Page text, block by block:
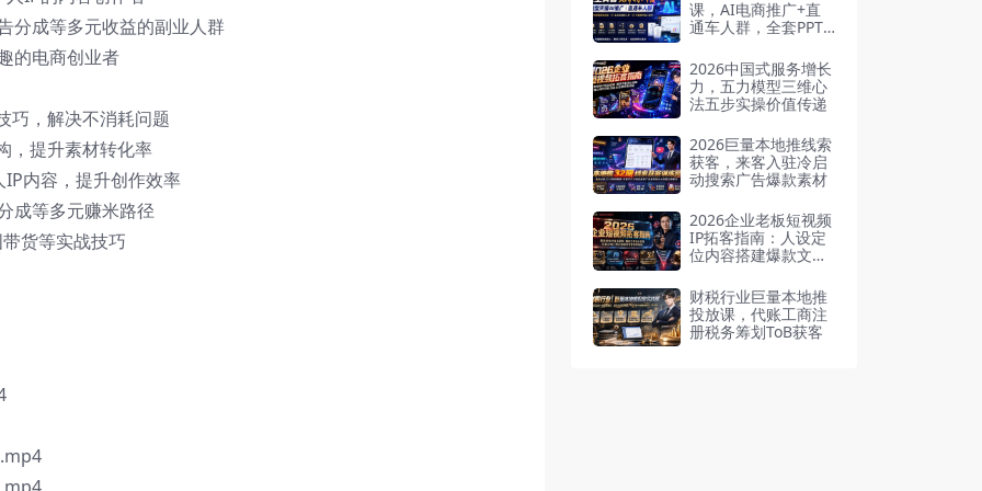
分成等多元收益的副业人群
的电商创业者
巧，解决不消耗问题
，提升素材转化率
内容，提升创作效率
成等多元赚米路径
货等实战技巧
课，AI电商推广+直
通车人群，全套PPT+
2026中国式服务增长
力，五力模型三维心
法五步实操价值传递
2026巨量本地推线索
获客，来客入驻冷启
动搜索广告爆款素材
2026企业老板短视频
IP拓客指南：人设定
位内容搭建爆款文案
引流私域成交完整获
客链路
财税行业巨量本地推
投放课，代账工商注
册税务筹划ToB获客